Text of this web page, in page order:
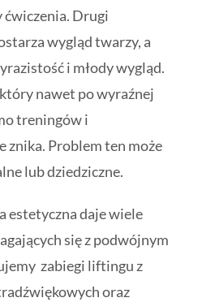
ćwiczenia. Drugi
wygląd twarzy, a
i młody wygląd.
nawet po wyraźnej
treningów i
znika. Problem ten może
lub dziedziczne.
estetyczna daje wiele
się z podwójnym
zabiegi liftingu z
oraz